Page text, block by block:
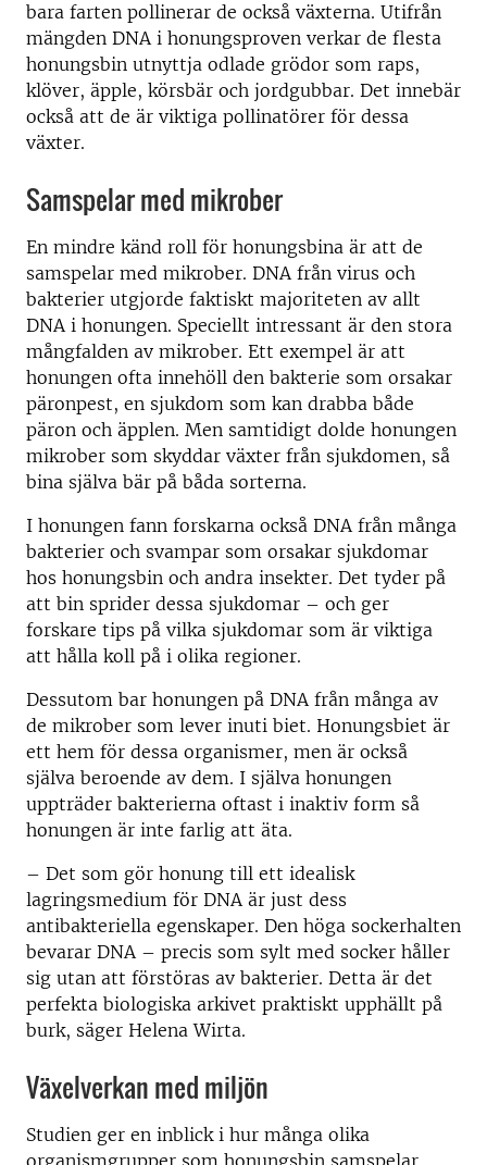
bara farten pollinerar de också växterna. Utifrån
mängden DNA i honungsproven verkar de flesta
honungsbin utnyttja odlade grödor som raps,
klöver, äpple, körsbär och jordgubbar. Det innebär
också att de är viktiga pollinatörer för dessa
växter.
Samspelar med mikrober
En mindre känd roll för honungsbina är att de
samspelar med mikrober. DNA från virus och
bakterier utgjorde faktiskt majoriteten av allt
DNA i honungen. Speciellt intressant är den stora
mångfalden av mikrober. Ett exempel är att
honungen ofta innehöll den bakterie som orsakar
päronpest, en sjukdom som kan drabba både
päron och äpplen. Men samtidigt dolde honungen
mikrober som skyddar växter från sjukdomen, så
bina själva bär på båda sorterna.
I honungen fann forskarna också DNA från många
bakterier och svampar som orsakar sjukdomar
hos honungsbin och andra insekter. Det tyder på
att bin sprider dessa sjukdomar – och ger
forskare tips på vilka sjukdomar som är viktiga
att hålla koll på i olika regioner.
Dessutom bar honungen på DNA från många av
de mikrober som lever inuti biet. Honungsbiet är
ett hem för dessa organismer, men är också
själva beroende av dem. I själva honungen
uppträder bakterierna oftast i inaktiv form så
honungen är inte farlig att äta.
– Det som gör honung till ett idealisk
lagringsmedium för DNA är just dess
antibakteriella egenskaper. Den höga sockerhalten
bevarar DNA – precis som sylt med socker håller
sig utan att förstöras av bakterier. Detta är det
perfekta biologiska arkivet praktiskt upphällt på
burk, säger Helena Wirta.
Växelverkan med miljön
Studien ger en inblick i hur många olika
organismgrupper som honungsbin samspelar